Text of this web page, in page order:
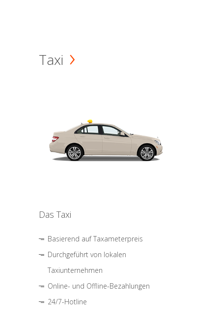
Taxi
Das Taxi
Basierend auf Taxameterpreis
Durchgeführt von lokalen
Taxiunternehmen
Online- und Offline-Bezahlungen
24/7-Hotline